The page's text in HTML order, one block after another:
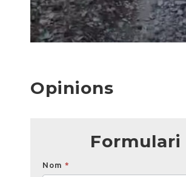
Opinions
Formulari
Opinions
Nom *